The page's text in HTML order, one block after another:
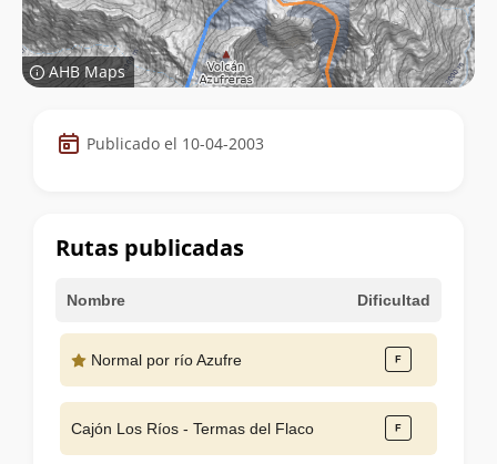
AHB Maps
Datos
de
cumbre
Publicado el 10-04-2003
Rutas publicadas
Nombre Dificultad
Normal por río Azufre
Cajón Los Ríos - Termas del Flaco